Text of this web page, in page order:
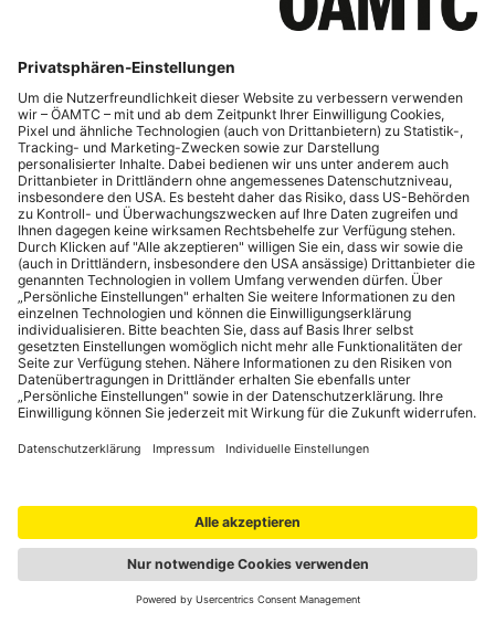
Widerrufsfrist beginnen sollen, so hat der Kunde der ÖAMTC
Verbandsbetriebe GmbH einen angemessenen Betrag zu zahlen, der
dem Anteil der bis zu dem Zeitpunkt, zu dem der Kunden die
ÖAMTC Verbandsbetriebe GmbH von der Ausübung des
Widerrufsrechts hinsichtlich dieser Nutzungsvereinbarung
unterrichten, bereits erbrachten Ladedienstleistungen im Vergleich
zum Gesamtumfang der in der Nutzungsvereinbarung
vorgesehenen Ladedienstleistungen entspricht.
Ein Widerruf des jeweiligen Einzelnutzungsvertrages ist gemäß §18,
Abs. 1, lit. 10 des Fern- und Auswärtsgeschäft-Gesetzes
(nachfolgend als „FAGG“ bezeichnet) nicht möglich.
(3) Muster-Widerrufsformular (Anhang 1, Teil B zum FAGG):
Gerne können Sie für den Widerruf auch unser Muster-
Wenn Sie den Vertrag widerrufen wollen, dann füllen Sie bitte
dieses Formular aus und senden Sie es zurück an die
ÖAMTC Verbandsbetriebe GmbH